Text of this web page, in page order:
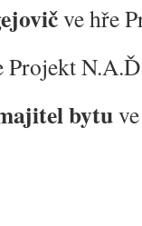
ve hře
Projekt
bytu